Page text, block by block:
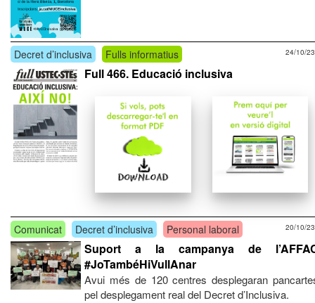
Decret d’inclusiva Fulls informatius 24/10/23
Full 466. Educació inclusiva
Comunicat Decret d’inclusiva Personal laboral 20/10/23
Suport a la campanya de
#JoTambéHiVullAnar
Avui més de 120 centres desplegaran
pel desplegament real del Decret d’Inclusiva.